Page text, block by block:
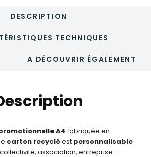
DESCRIPTION
TECHNIQUES
A DÉCOUVRIR ÉGALEMENT
A4fabriquée en
carton recycléest personnalisable
association, entreprise…